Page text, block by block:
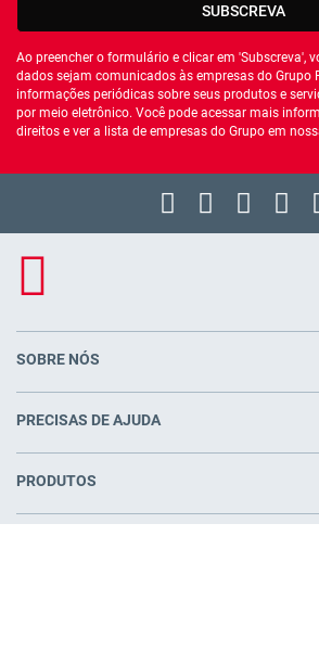
SUBSCREVA
Ao preencher o formulário e clicar em 'Subscreva',
dados sejam comunicados às empresas do Grupo
informações periódicas sobre seus produtos e
por meio eletrônico. Você pode acessar mais
direitos e ver a lista de empresas do Grupo em
SOBRE NÓS
PRECISAS DE AJUDA
PRODUTOS